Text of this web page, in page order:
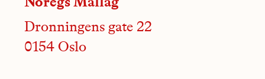
Dronningens gate 22
0154 Oslo